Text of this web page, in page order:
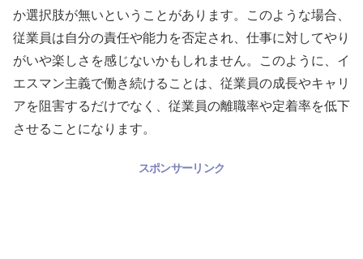
か選択肢が無いということがあります。このような場合、
従業員は自分の責任や能力を否定され、仕事に対してやり
がいや楽しさを感じないかもしれません。このように、イ
エスマン主義で働き続けることは、従業員の成長やキャリ
アを阻害するだけでなく、従業員の離職率や定着率を低下
させることになります。
スポンサーリンク